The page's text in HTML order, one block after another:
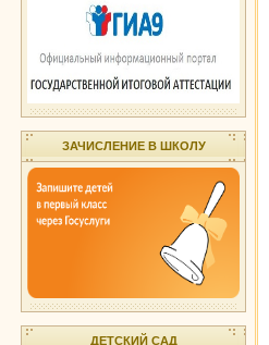
ЗАЧИСЛЕНИЕ В ШКОЛУ
ДЕТСКИЙ САД